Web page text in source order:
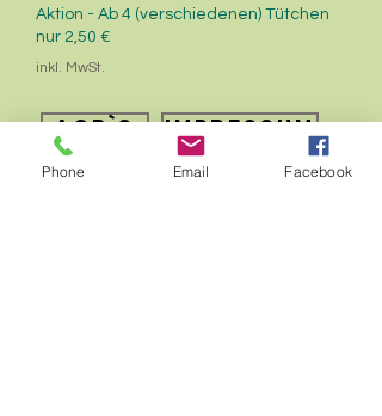
Aktion - Ab 4 (verschiedenen) Tütchen
nur 2,50 €
inkl. MwSt.
AGB`s Impressum
Datenschutz
Phone Email Facebook